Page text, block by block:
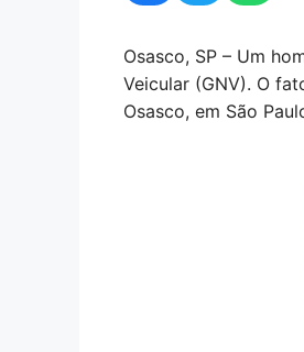
Osasco, SP – Um
Veicular (GNV). O
Osasco, em São